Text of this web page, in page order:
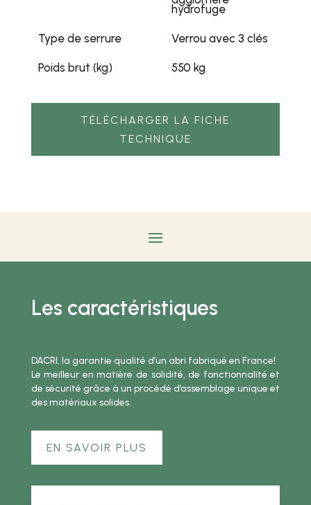
hydrofuge
Type de serrure Verrou avec 3 clés
Poids brut (kg) 550 kg
TÉLÉCHARGER LA FICHE
TECHNIQUE
Les caractéristiques
DACRI, la garantie qualité d’un abri fabriqué en France!
Le meilleur en matière de solidité, de fonctionnalité et
de sécurité grâce à un procédé d’assemblage unique et
des matériaux solides.
EN SAVOIR PLUS